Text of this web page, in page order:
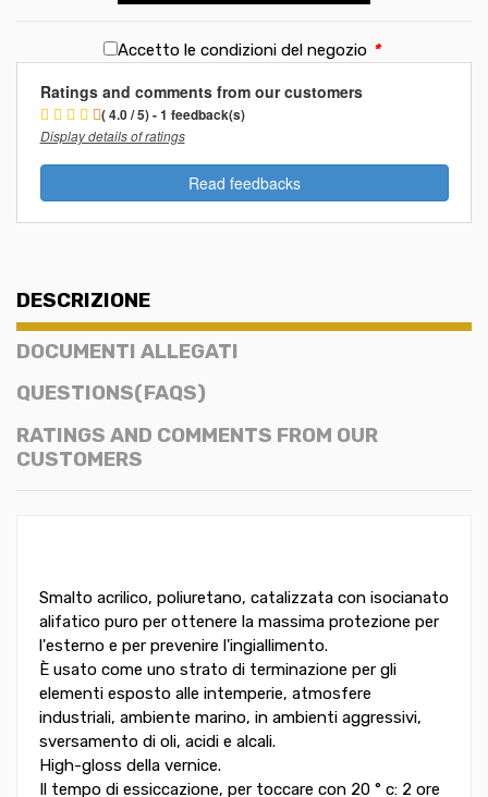
Accetto le condizioni del negozio *
Ratings and comments from our customers
( 4.0 / 5) - 1 feedback(s)
Display details of ratings
Read feedbacks
DESCRIZIONE
DOCUMENTI ALLEGATI
QUESTIONS(FAQS)
RATINGS AND COMMENTS FROM OUR
CUSTOMERS
Smalto acrilico, poliuretano, catalizzata con isocianato
alifatico puro per ottenere la massima protezione per
l'esterno e per prevenire l'ingiallimento.
È usato come uno strato di terminazione per gli
elementi esposto alle intemperie, atmosfere
industriali, ambiente marino, in ambienti aggressivi,
sversamento di oli, acidi e alcali.
High-gloss della vernice.
Il tempo di essiccazione, per toccare con 20 ° c: 2 ore